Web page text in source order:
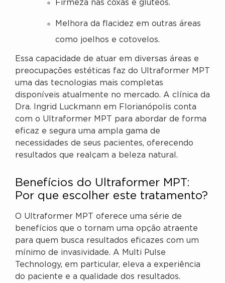
Firmeza nas coxas e glúteos.
Melhora da flacidez em outras áreas
como joelhos e cotovelos.
Essa capacidade de atuar em diversas áreas e
preocupações estéticas faz do Ultraformer MPT
uma das tecnologias mais completas
disponíveis atualmente no mercado. A clínica da
Dra. Ingrid Luckmann em Florianópolis conta
com o Ultraformer MPT para abordar de forma
eficaz e segura uma ampla gama de
necessidades de seus pacientes, oferecendo
resultados que realçam a beleza natural.
Benefícios do Ultraformer MPT:
Por que escolher este tratamento?
O Ultraformer MPT oferece uma série de
benefícios que o tornam uma opção atraente
para quem busca resultados eficazes com um
mínimo de invasividade. A Multi Pulse
Technology, em particular, eleva a experiência
do paciente e a qualidade dos resultados.